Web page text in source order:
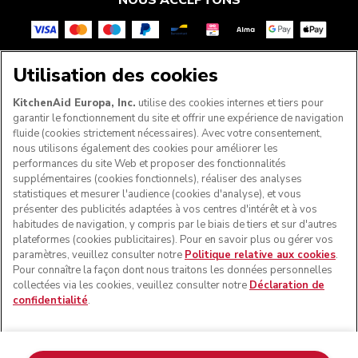
SUIVEZ-NOUS
© KitchenAid 2026 - Tous droits réservés. KitchenAid et la
forme du robot pâtissier multifonction sont des marques
commerciales aux États-Unis et ailleurs.
Politique en matière de cookies
Autres pays
Utilisation des cookies
KitchenAid Europa, Inc. utilise des cookies internes et tiers pour
garantir le fonctionnement du site et offrir une expérience de navigation
fluide (cookies strictement nécessaires). Avec votre consentement,
nous utilisons également des cookies pour améliorer les
performances du site Web et proposer des fonctionnalités
supplémentaires (cookies fonctionnels), réaliser des analyses
statistiques et mesurer l'audience (cookies d'analyse), et vous
présenter des publicités adaptées à vos centres d'intérêt et à vos
habitudes de navigation, y compris par le biais de tiers et sur d'autres
plateformes (cookies publicitaires). Pour en savoir plus ou gérer vos
paramètres, veuillez consulter notre Politique relative aux cookies.
Pour connaître la façon dont nous traitons les données personnelles
collectées via les cookies, veuillez consulter notre Déclaration de
confidentialité.